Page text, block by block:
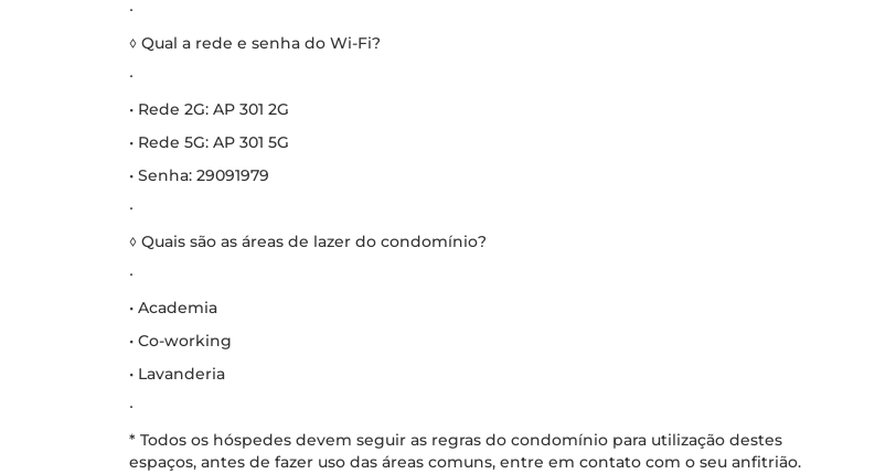
∙
◊ Qual a rede e senha do Wi-Fi?
∙
• Rede 2G: AP 301 2G
• Rede 5G: AP 301 5G
• Senha: 29091979
∙
◊ Quais são as áreas de lazer do condomínio?
∙
• Academia
• Co-working
• Lavanderia
∙
* Todos os hóspedes devem seguir as regras do condomínio para utilização destes
espaços, antes de fazer uso das áreas comuns, entre em contato com o seu anfitrião.